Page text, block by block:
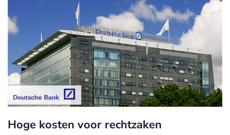
Hoge kosten voor rechtzaken